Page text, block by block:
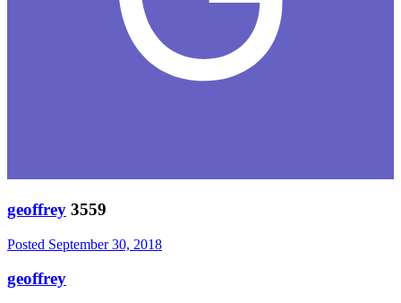
geoffrey 3559
Posted September 30, 2018
geoffrey